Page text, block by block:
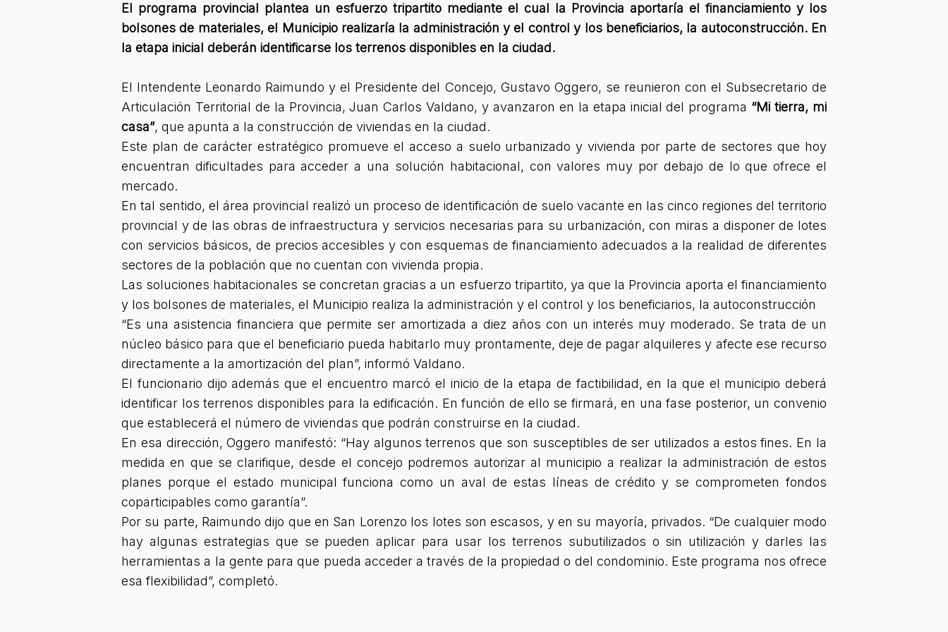
El programa provincial plantea un esfuerzo tripartito mediante el cual la Provincia aportaría el financiamiento y los
bolsones de materiales, el Municipio realizaría la administración y el control y los beneficiarios, la autoconstrucción. En
la etapa inicial deberán identificarse los terrenos disponibles en la ciudad.
El Intendente Leonardo Raimundo y el Presidente del Concejo, Gustavo Oggero, se reunieron con el Subsecretario de
Articulación Territorial de la Provincia, Juan Carlos Valdano, y avanzaron en la etapa inicial del programa “Mi tierra, mi
casa”, que apunta a la construcción de viviendas en la ciudad.
Este plan de carácter estratégico promueve el acceso a suelo urbanizado y vivienda por parte de sectores que hoy
encuentran dificultades para acceder a una solución habitacional, con valores muy por debajo de lo que ofrece el
mercado.
En tal sentido, el área provincial realizó un proceso de identificación de suelo vacante en las cinco regiones del territorio
provincial y de las obras de infraestructura y servicios necesarias para su urbanización, con miras a disponer de lotes
con servicios básicos, de precios accesibles y con esquemas de financiamiento adecuados a la realidad de diferentes
sectores de la población que no cuentan con vivienda propia.
Las soluciones habitacionales se concretan gracias a un esfuerzo tripartito, ya que la Provincia aporta el financiamiento
y los bolsones de materiales, el Municipio realiza la administración y el control y los beneficiarios, la autoconstrucción
“Es una asistencia financiera que permite ser amortizada a diez años con un interés muy moderado. Se trata de un
núcleo básico para que el beneficiario pueda habitarlo muy prontamente, deje de pagar alquileres y afecte ese recurso
directamente a la amortización del plan”, informó Valdano.
El funcionario dijo además que el encuentro marcó el inicio de la etapa de factibilidad, en la que el municipio deberá
identificar los terrenos disponibles para la edificación. En función de ello se firmará, en una fase posterior, un convenio
que establecerá el número de viviendas que podrán construirse en la ciudad.
En esa dirección, Oggero manifestó: “Hay algunos terrenos que son susceptibles de ser utilizados a estos fines. En la
medida en que se clarifique, desde el concejo podremos autorizar al municipio a realizar la administración de estos
planes porque el estado municipal funciona como un aval de estas líneas de crédito y se comprometen fondos
coparticipables como garantía”.
Por su parte, Raimundo dijo que en San Lorenzo los lotes son escasos, y en su mayoría, privados. “De cualquier modo
hay algunas estrategias que se pueden aplicar para usar los terrenos subutilizados o sin utilización y darles las
herramientas a la gente para que pueda acceder a través de la propiedad o del condominio. Este programa nos ofrece
esa flexibilidad”, completó.